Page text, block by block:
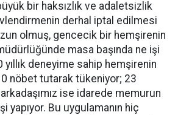
bir haksızlık ve adaletsizlik
derhal iptal edilmesi
olmuş, gencecik bir hemşirenin
masa başında ne işi
deneyime sahip hemşirenin
nöbet tutarak tükeniyor; 23
ise idarede memurun
yapıyor. Bu uygulamanın hiç